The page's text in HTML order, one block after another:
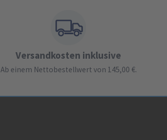
Versandkosten inklusive
Ab einem Nettobestellwert von 145,00 €.